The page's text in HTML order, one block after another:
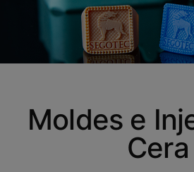
Moldes e
Cera